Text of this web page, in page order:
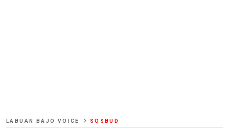
LABUAN BAJO VOICE SOSBUD